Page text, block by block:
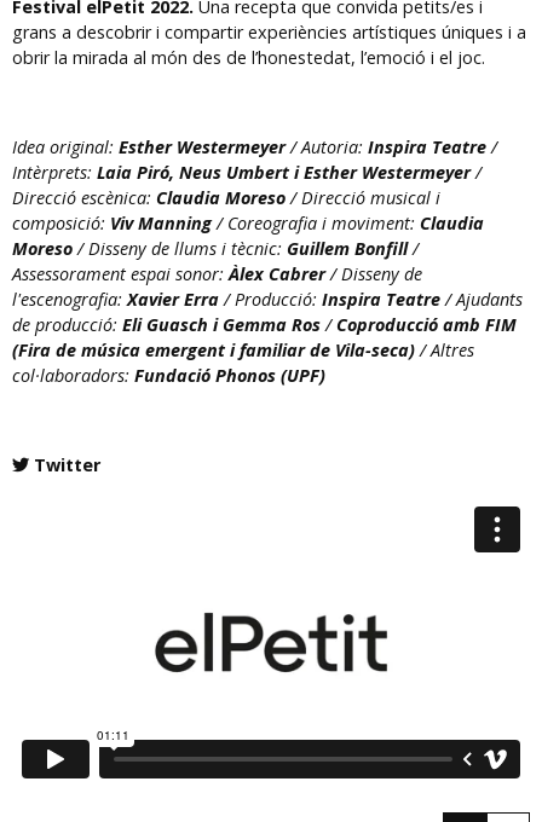
Festival elPetit 2022. Una recepta que convida petits/es i
grans a descobrir i compartir experiències artístiques úniques i a
obrir la mirada al món des de l’honestedat, l’emoció i el joc.
Idea original: Esther Westermeyer/ Autoria: Inspira Teatre/
Intèrprets: Laia Piró, Neus Umbert i Esther Westermeyer/
Direcció escènica: Claudia Moreso/ Direcció musical i
composició: Viv Manning/ Coreografia i moviment: Claudia
Moreso/ Disseny de llums i tècnic: Guillem Bonfill/
Assessorament espai sonor:Àlex Cabrer/ Disseny de
l'escenografia:Xavier Erra/ Producció: Inspira Teatre/ Ajudants
de producció: Eli Guasch i Gemma Ros/Coproducció amb FIM
(Fira de música emergent i familiar de Vila-seca)/ Altres
col·laboradors: Fundació Phonos (UPF)
Twitter